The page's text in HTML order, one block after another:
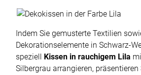
Indem Sie gemusterte Textilien
Dekorationselemente in Schwarz-
speziell Kissen in rauchigem Lila
Silbergrau arrangieren, präsentieren